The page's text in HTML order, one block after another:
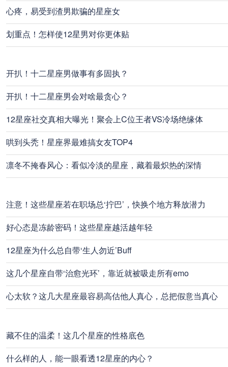
心疼，易受到渣男欺骗的星座女
划重点！怎样使12星男对你更体贴
开扒！十二星座男做事有多固执？
开扒！十二星座男会对啥最贪心？
12星座社交真相大曝光！聚会上C位王者VS冷场绝缘体
哄到头秃！星座界最难搞女友TOP4
凛冬不掩春风心：看似冷淡的星座，藏着最炽热的深情
注意！这些星座若在职场总‘拧巴’，快换个地方释放潜力
好心态是冻龄密码！这些星座越活越年轻
12星座为什么总自带‘生人勿近’Buff
这几个星座自带‘治愈光环’，靠近就被吸走所有emo
心太软？这几大星座最容易高估他人真心，总把假意当真心
藏不住的温柔！这几个星座的性格底色
什么样的人，能一眼看透12星座的内心？